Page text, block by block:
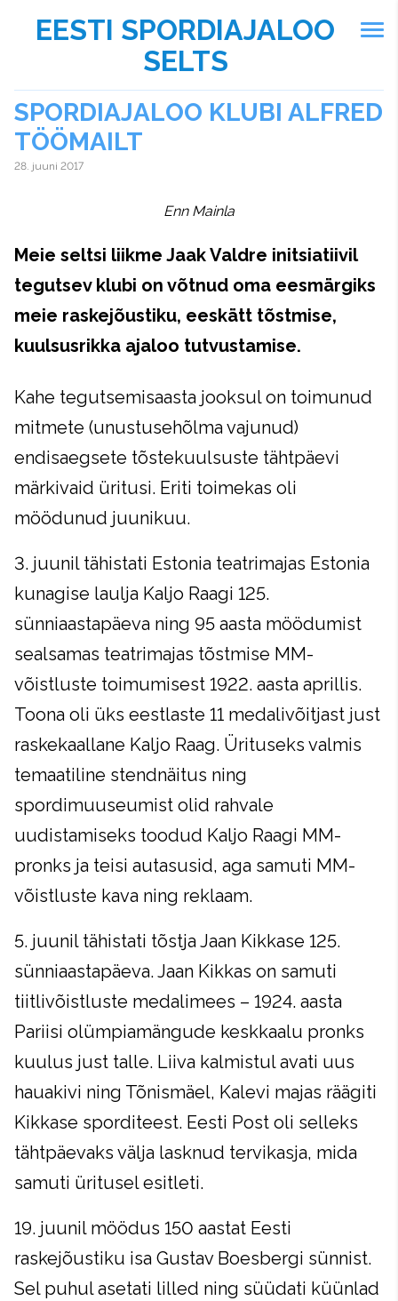
EESTI SPORDIAJALOO
SELTS
SPORDIAJALOO KLUBI ALFRED
TÖÖMAILT
28. juuni 2017
Enn Mainla
Meie seltsi liikme Jaak Valdre initsiatiivil
tegutsev klubi on võtnud oma eesmärgiks
meie raskejõustiku, eeskätt tõstmise,
kuulsusrikka ajaloo tutvustamise.
Kahe tegutsemisaasta jooksul on toimunud
mitmete (unustusehõlma vajunud)
endisaegsete tõstekuulsuste tähtpäevi
märkivaid üritusi. Eriti toimekas oli
möödunud juunikuu.
3. juunil tähistati Estonia teatrimajas Estonia
kunagise laulja Kaljo Raagi 125.
sünniaastapäeva ning 95 aasta möödumist
sealsamas teatrimajas tõstmise MM-
võistluste toimumisest 1922. aasta aprillis.
Toona oli üks eestlaste 11 medalivõitjast just
raskekaallane Kaljo Raag. Ürituseks valmis
temaatiline stendnäitus ning
spordimuuseumist olid rahvale
uudistamiseks toodud Kaljo Raagi MM-
pronks ja teisi autasusid, aga samuti MM-
võistluste kava ning reklaam.
5. juunil tähistati tõstja Jaan Kikkase 125.
sünniaastapäeva. Jaan Kikkas on samuti
tiitlivõistluste medalimees – 1924. aasta
Pariisi olümpiamängude keskkaalu pronks
kuulus just talle. Liiva kalmistul avati uus
hauakivi ning Tõnismäel, Kalevi majas räägiti
Kikkase sporditeest. Eesti Post oli selleks
tähtpäevaks välja lasknud tervikasja, mida
samuti üritusel esitleti.
19. juunil möödus 150 aastat Eesti
raskejõustiku isa Gustav Boesbergi sünnist.
Sel puhul asetati lilled ning süüdati küünlad